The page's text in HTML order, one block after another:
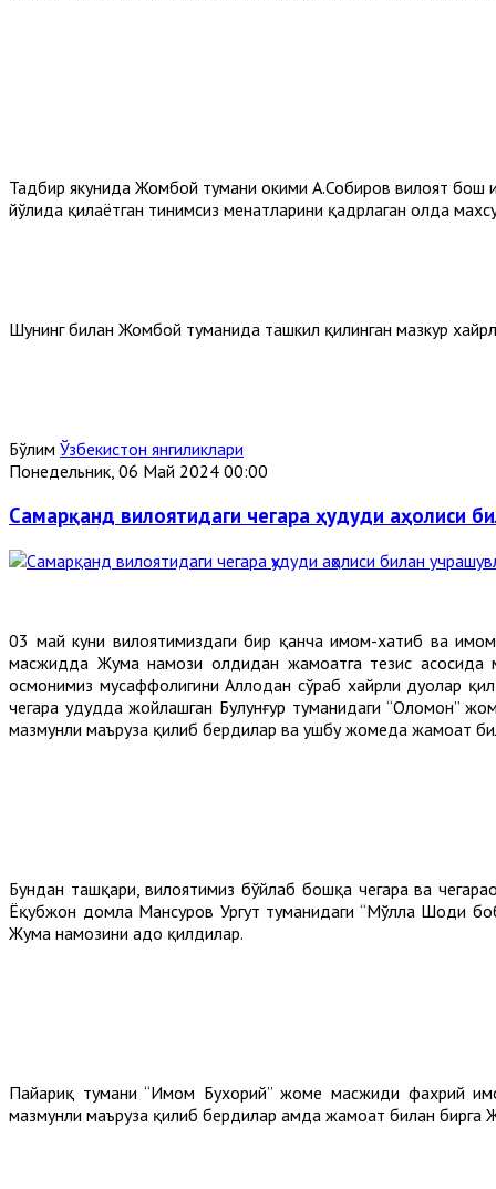
Тадбир якунида Жомбой тумани ҳокими А.Собиров вилоят
йўлида қилаётган тинимсиз меҳнатларини қадрлаган ҳолда
Шунинг билан Жомбой туманида ташкил қилинган мазкур
Бўлим Ўзбекистон янгиликлари
Понедельник, 06 Май 2024 00:00
Самарқанд вилоятидаги чегара ҳудуди аҳолиси
03 май куни вилоятимиздаги бир қанча имом-хатиб ва
масжидда Жума намози олдидан жамоатга тезис асосида
осмонимиз мусаффолигини Аллоҳдан сўраб хайрли дуолар
чегара ҳудудда жойлашган Булунғур туманидаги “Оломон”
мазмунли маъруза қилиб бердилар ва ушбу жомеда жамоат
Бундан ташқари, вилоятимиз бўйлаб бошқа чегара ва
Ёқубжон домла Мансуров Ургут туманидаги “Мўлла Шоди
Жума намозини адо қилдилар.
Пайариқ тумани “Имом Бухорий” жоме масжиди фахрий
мазмунли маъруза қилиб бердилар ҳамда жамоат билан